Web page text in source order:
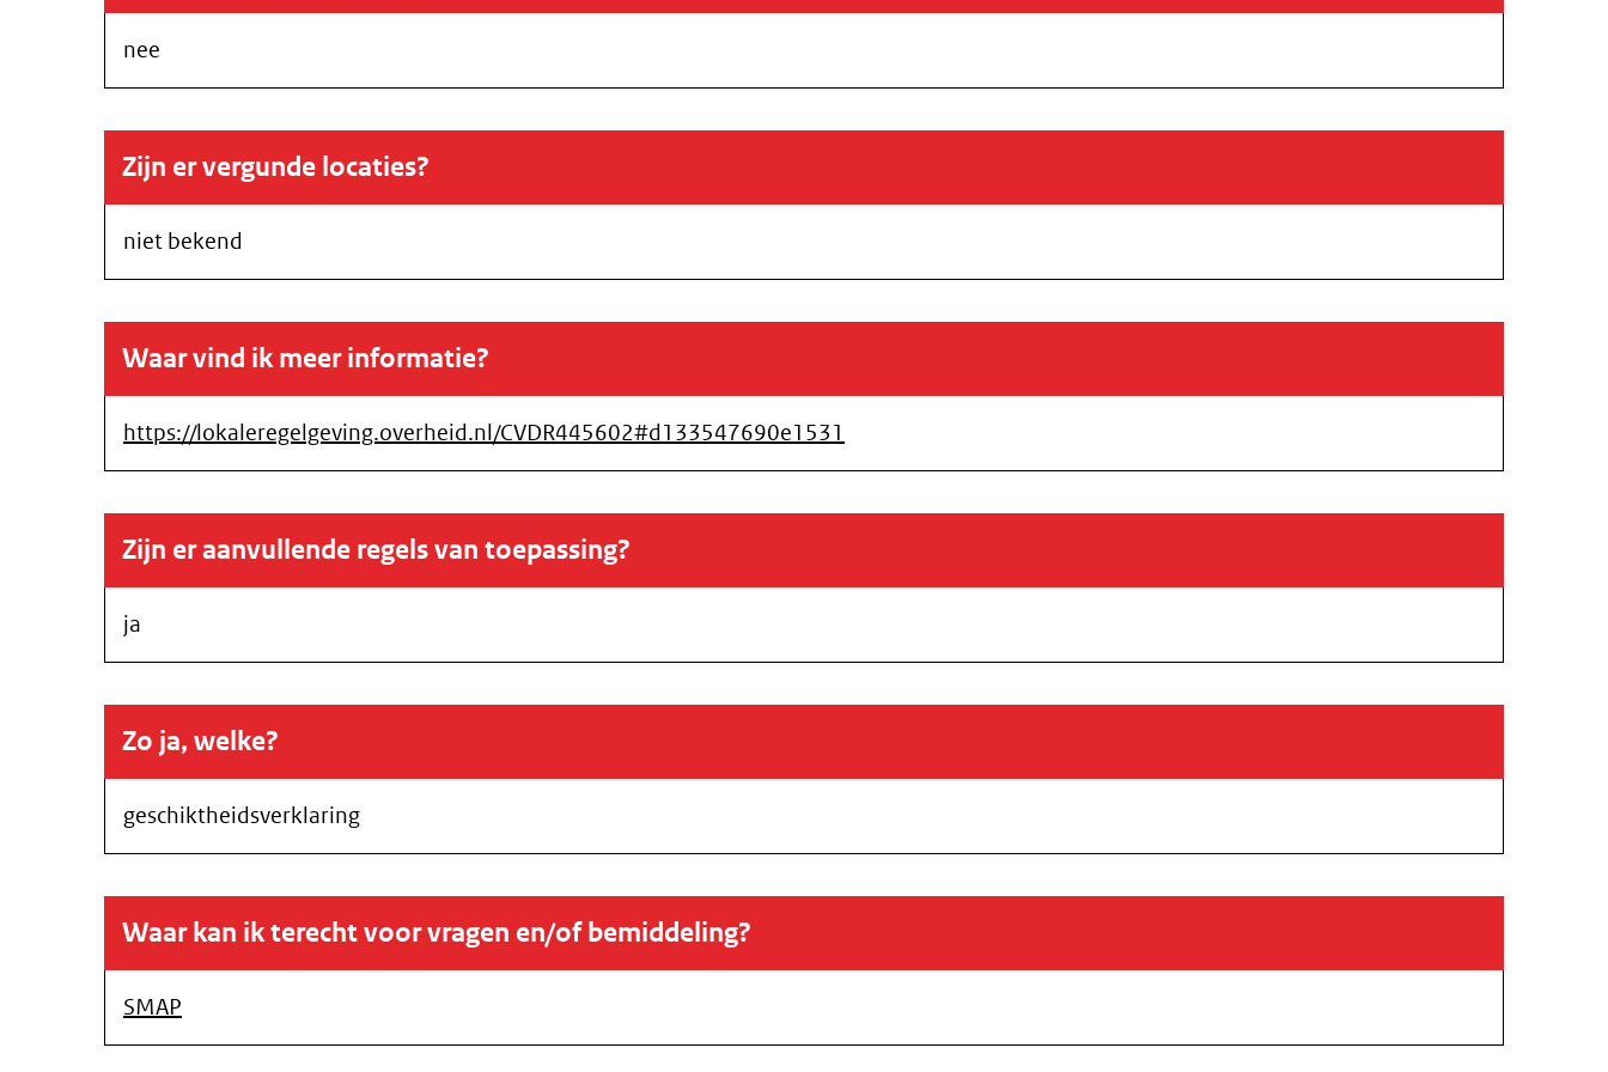
nee
Zijn er vergunde locaties?
niet bekend
Waar vind ik meer informatie?
https://lokaleregelgeving.overheid.nl/CVDR445602#d133547690e1531
Zijn er aanvullende regels van toepassing?
ja
Zo ja, welke?
geschiktheidsverklaring
Waar kan ik terecht voor vragen en/of bemiddeling?
SMAP